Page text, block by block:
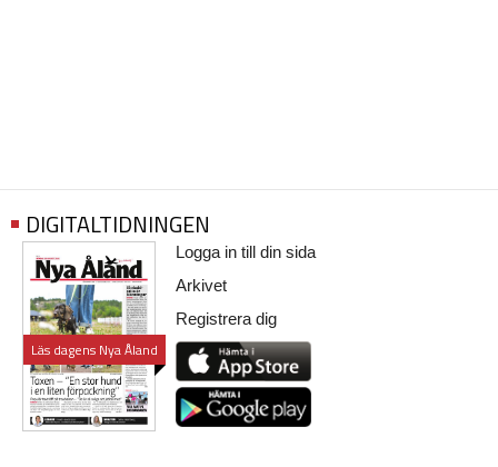
DIGITALTIDNINGEN
Läs dagens Nya Åland
Logga in till din sida
Arkivet
Registrera dig